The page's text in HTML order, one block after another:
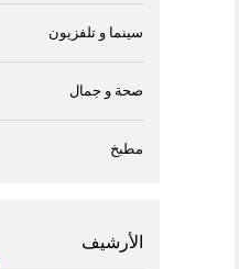
سينما و تلفزيون
صحة و جمال
مطبخ
الأرشيف